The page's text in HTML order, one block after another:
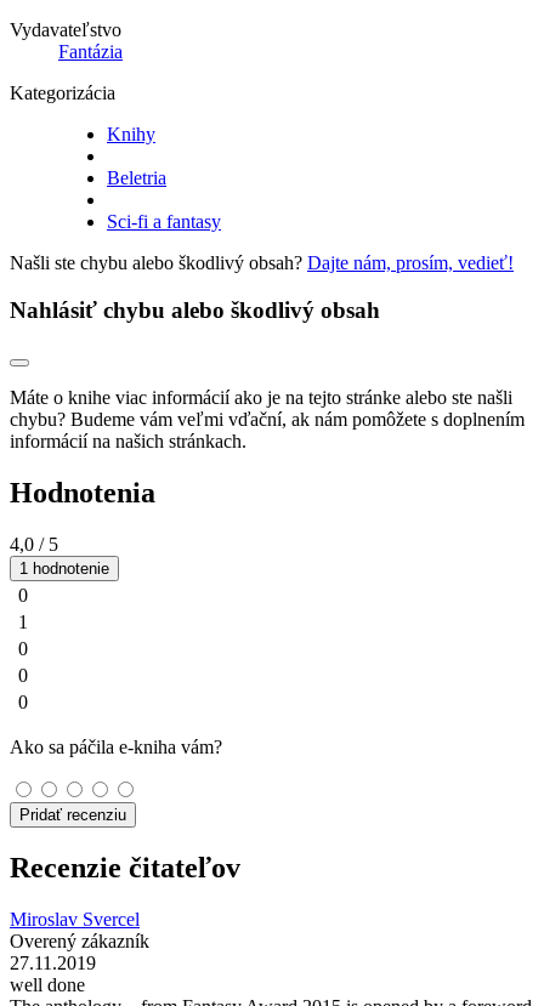
Vydavateľstvo
Fantázia
Kategorizácia
Knihy
Beletria
Sci-fi a fantasy
Našli ste chybu alebo škodlivý obsah? Dajte nám, prosím, vedieť!
Nahlásiť chybu alebo škodlivý obsah
Máte o knihe viac informácií ako je na tejto stránke alebo ste našli
chybu? Budeme vám veľmi vďační, ak nám pomôžete s doplnením
informácií na našich stránkach.
Hodnotenia
4,0 / 5
1 hodnotenie
0
1
0
0
0
Ako sa páčila e-kniha vám?
Pridať recenziu
Recenzie čitateľov
Miroslav Svercel
Overený zákazník
27.11.2019
well done